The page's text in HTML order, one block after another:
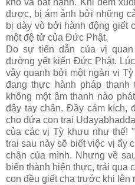
khổ và bất hạnh. Khi đêm
được, bị ám ảnh bởi những
bị dày vò bởi hành động giết
một đệ tử của Ðức Phật.
Do sự tiến dẫn của vị
đường yết kiến Ðức Phật.
vây quanh bởi một ngàn vị
đang thực hành pháp
không một âm thanh nào
đậy tay chân. Ðầy cảm kích,
cho đứa con trai
của các vị Tỳ khưu như thế!
trai sau này sẽ biết việc vị ấy
chân của mình. Nhưng về
biến thành hiện thực, trải qua
con đều giết cha trước khi lên